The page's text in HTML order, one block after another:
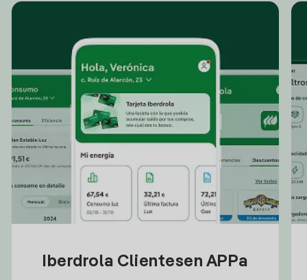
Iberdrola Clientesen APPa